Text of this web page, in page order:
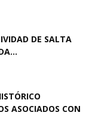
DE SALTA
ASOCIADOS CON